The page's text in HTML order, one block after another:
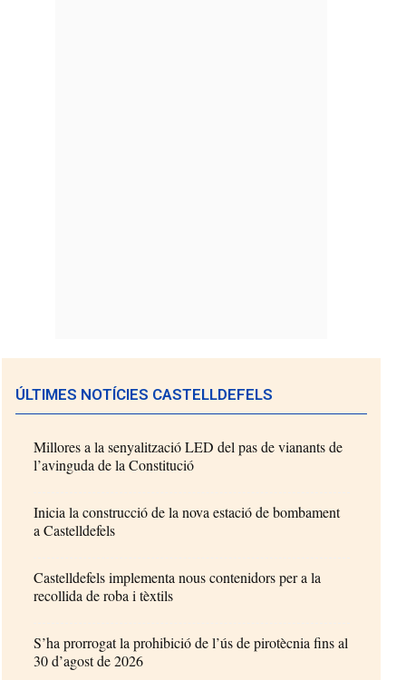
ÚLTIMES NOTÍCIES CASTELLDEFELS
Millores a la senyalització LED del pas de vianants de
l’avinguda de la Constitució
Inicia la construcció de la nova estació de bombament
a Castelldefels
Castelldefels implementa nous contenidors per a la
recollida de roba i tèxtils
S’ha prorrogat la prohibició de l’ús de pirotècnia fins al
30 d’agost de 2026